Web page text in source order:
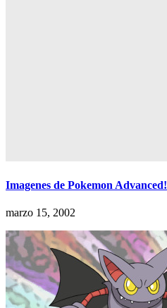
Imagenes de Pokemon Advanced!
marzo 15, 2002